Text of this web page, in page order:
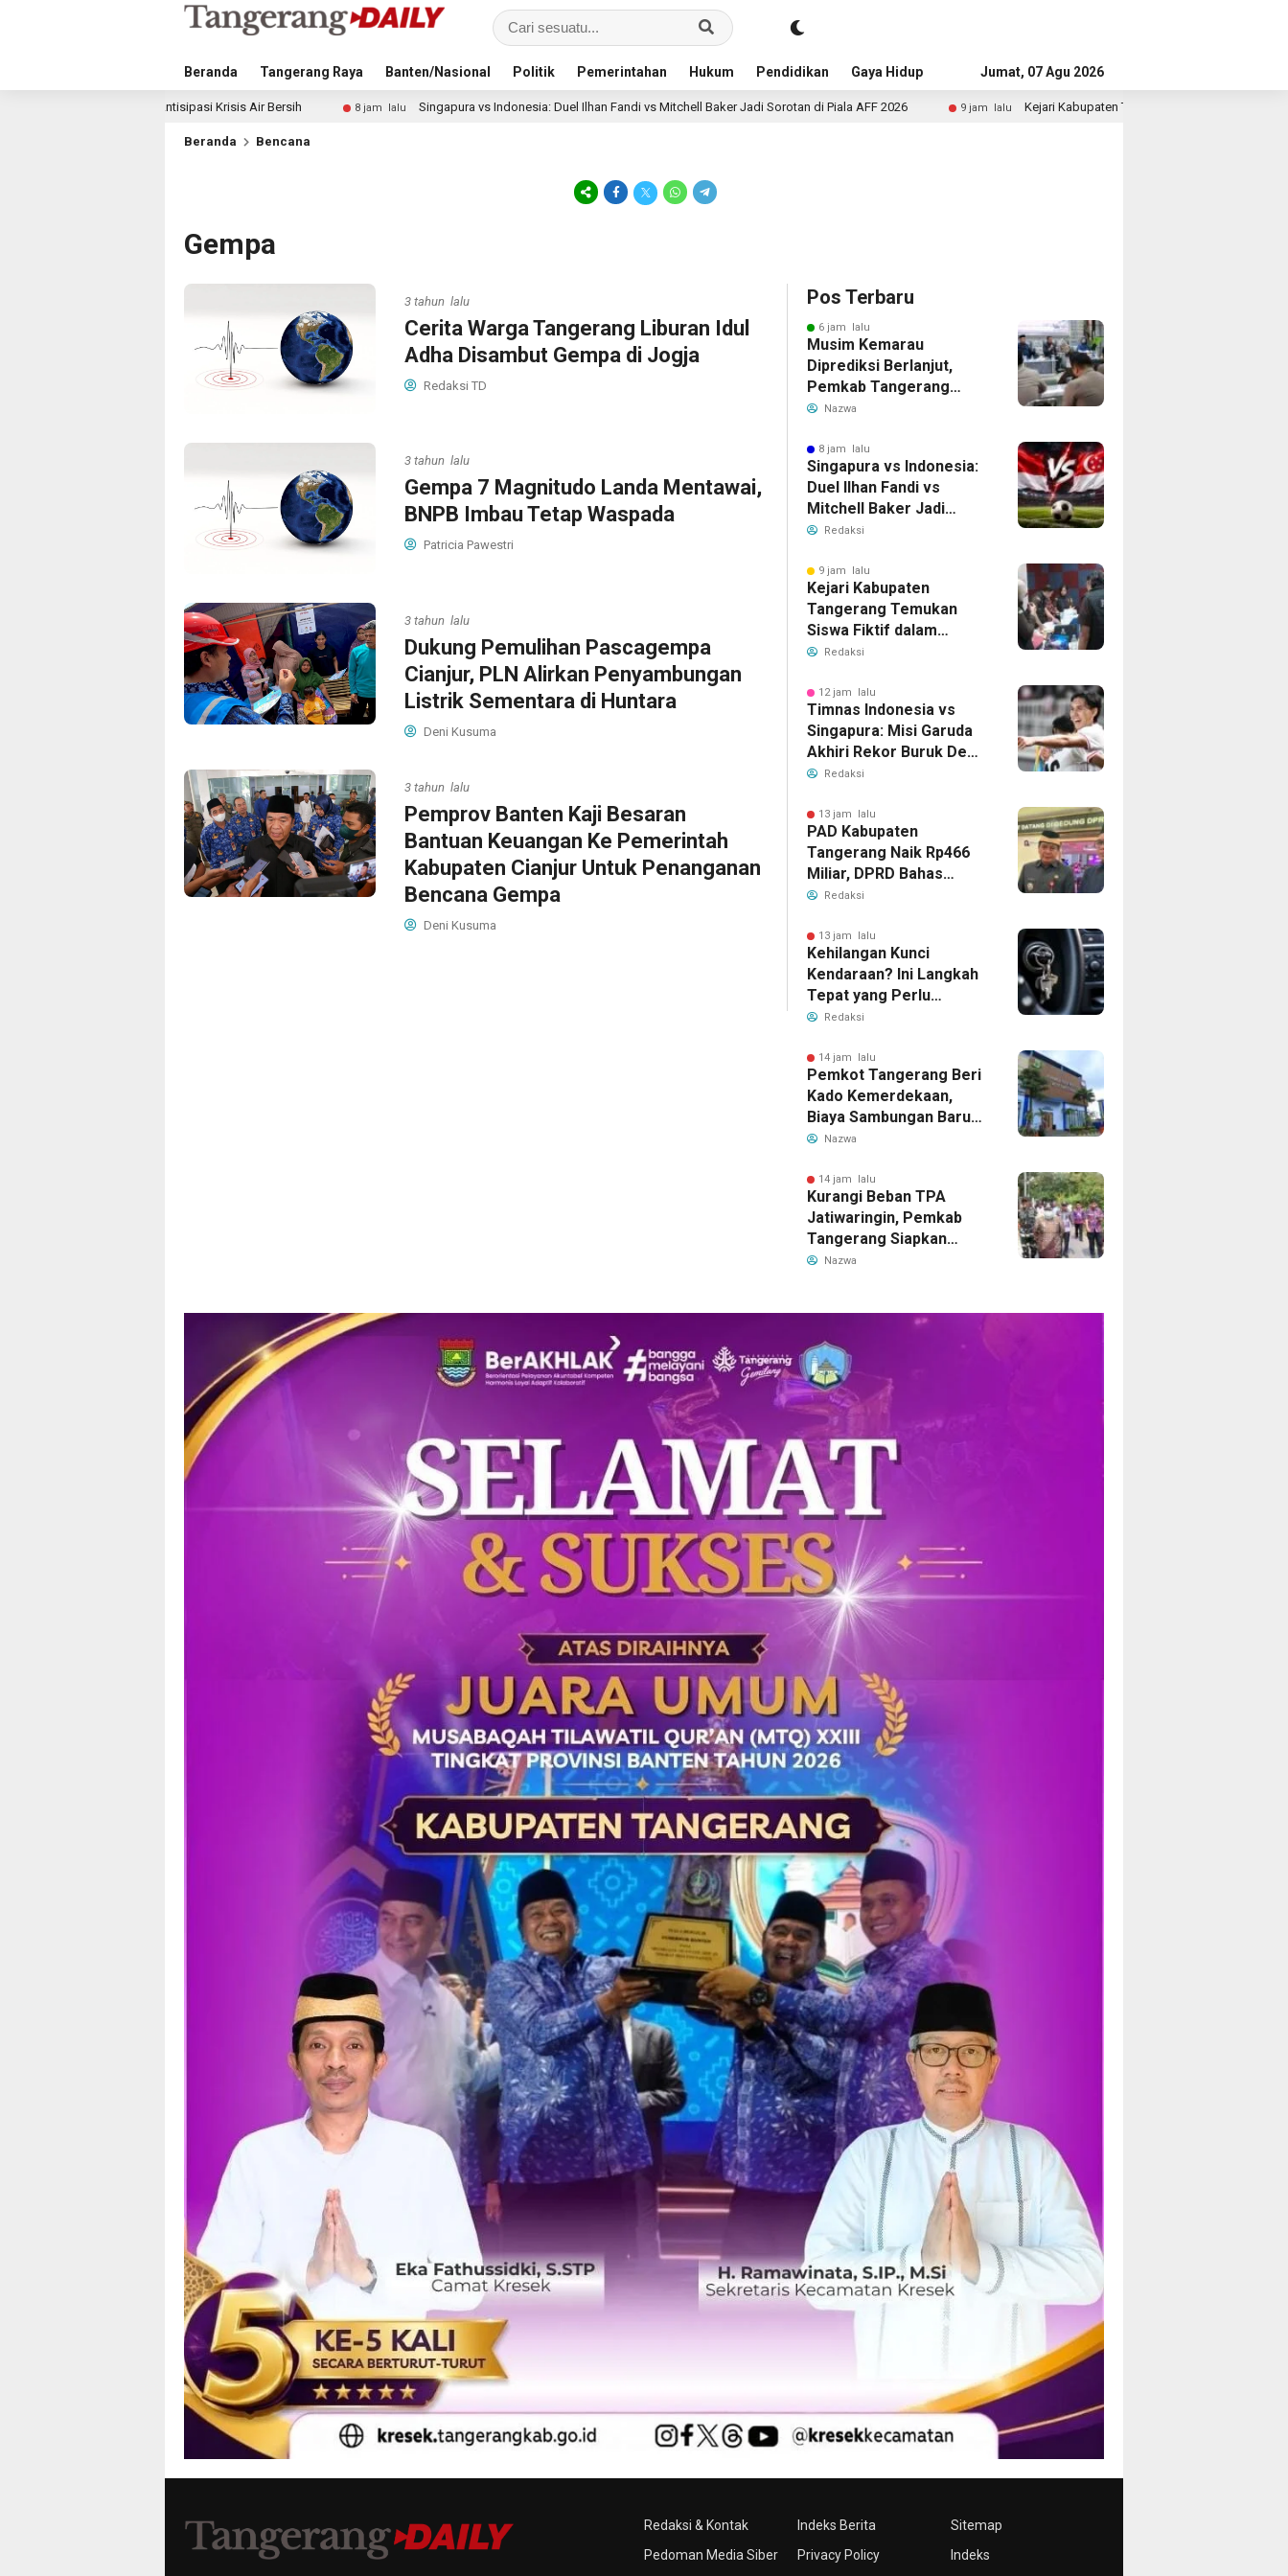
Beranda Tangerang Raya Banten/Nasional Politik Pemerintahan Hukum Pendidikan Gaya Hidup Advertorial
Jumat, 07 Agu 2026
Antisipasi Krisis Air Bersih 8 jam lalu Singapura vs Indonesia: Duel Ilhan Fandi vs Mitchell Baker Jadi Sorotan di Piala AFF 2026 9 jam lalu Kejari Kabupaten Tangerang Temukan Siswa Fiktif dalam
Beranda Bencana
Gempa
3 tahun lalu
Cerita Warga Tangerang Liburan Idul
Adha Disambut Gempa di Jogja
Redaksi TD
3 tahun lalu
Gempa 7 Magnitudo Landa Mentawai,
BNPB Imbau Tetap Waspada
Patricia Pawestri
3 tahun lalu
Dukung Pemulihan Pascagempa
Cianjur, PLN Alirkan Penyambungan
Listrik Sementara di Huntara
Deni Kusuma
3 tahun lalu
Pemprov Banten Kaji Besaran
Bantuan Keuangan Ke Pemerintah
Kabupaten Cianjur Untuk Penanganan
Bencana Gempa
Deni Kusuma
Pos Terbaru
6 jam lalu
Musim Kemarau
Diprediksi Berlanjut,
Pemkab Tangerang
Siapkan Langkah
Bersih
Nazwa
8 jam lalu
Singapura vs Indonesia:
Duel Ilhan Fandi vs
Mitchell Baker Jadi
Sorotan di Piala AFF
Redaksi
9 jam lalu
Kejari Kabupaten
Tangerang Temukan
Siswa Fiktif dalam
Penyidikan Dana BOP
Redaksi
12 jam lalu
Timnas Indonesia vs
Singapura: Misi Garuda
Akhiri Rekor Buruk Demi
Tiket Semifinal Piala AFF
Redaksi
13 jam lalu
PAD Kabupaten
Tangerang Naik Rp466
Miliar, DPRD Bahas
Perubahan KUA-PPAS
Redaksi
13 jam lalu
Kehilangan Kunci
Kendaraan? Ini Langkah
Tepat yang Perlu
Dilakukan
Redaksi
14 jam lalu
Pemkot Tangerang Beri
Kado Kemerdekaan,
Biaya Sambungan Baru
Air Bersih Dipangkas
Nazwa
14 jam lalu
Kurangi Beban TPA
Jatiwaringin, Pemkab
Tangerang Siapkan
TPS3R Baru di Tigaraksa
Nazwa
Redaksi & Kontak
Pedoman Media Siber
Indeks Berita
Privacy Policy
Sitemap
Indeks